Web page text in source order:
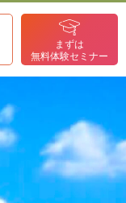
まずは
無料体験セミナー